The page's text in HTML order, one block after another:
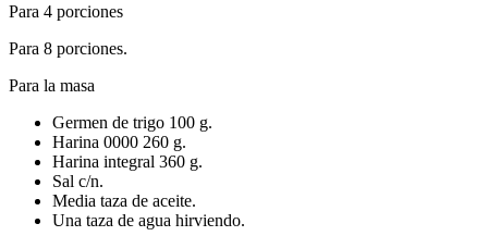
Para 4 porciones
Para 8 porciones.
Para la masa
Germen de trigo 100 g.
Harina 0000 260 g.
Harina integral 360 g.
Sal c/n.
Media taza de aceite.
Una taza de agua hirviendo.